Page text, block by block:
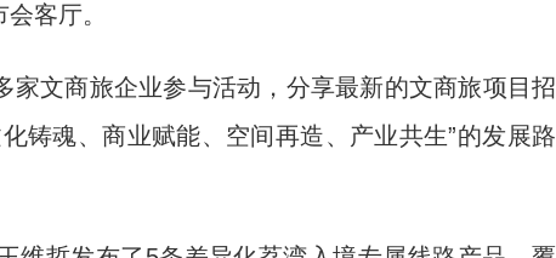
客厅。
文商旅企业参与活动，分享最新的文商旅项目招
铸魂、商业赋能、空间再造、产业共生”的发展路